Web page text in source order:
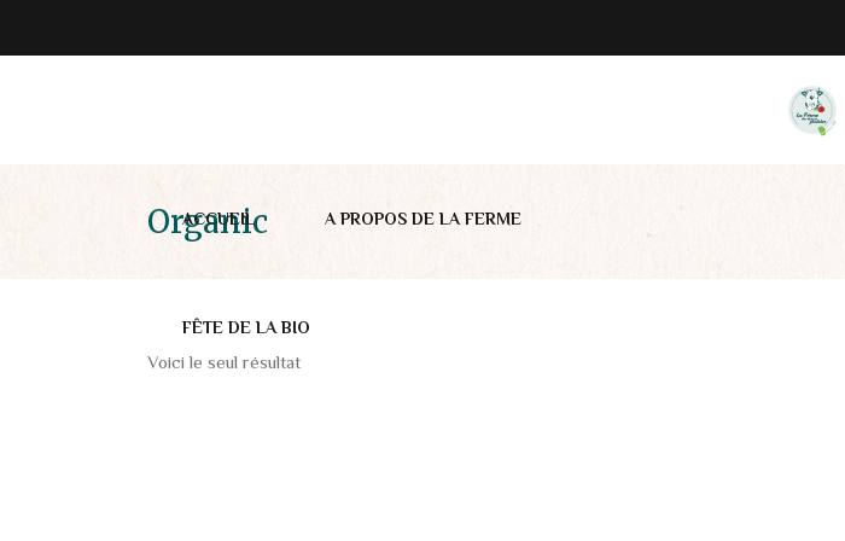
ACCUEIL A PROPOS DE LA FERME
FÊTE DE LA BIO
Organic
Voici le seul résultat